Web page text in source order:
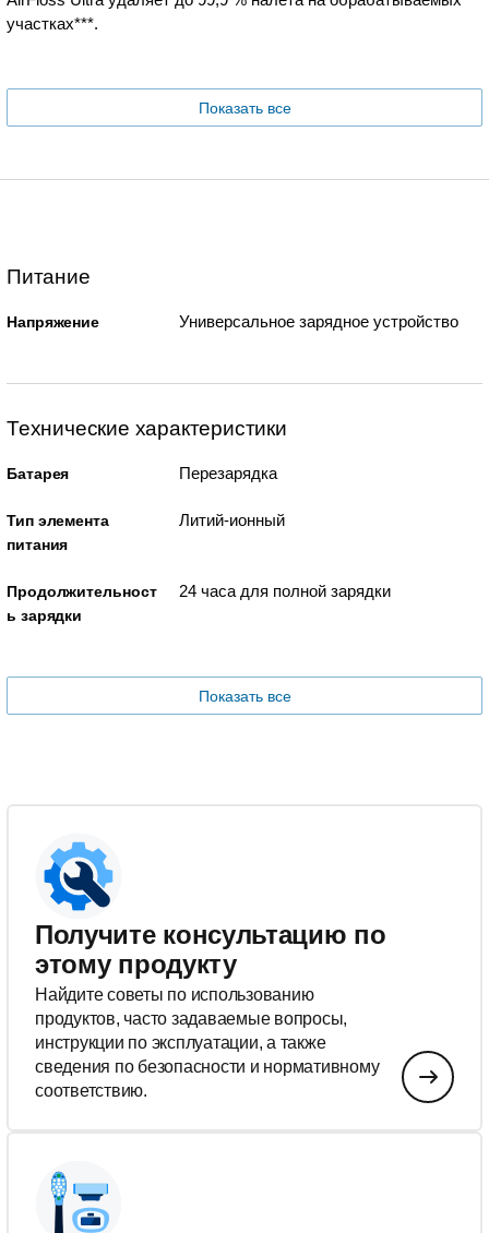
участках***.
Показать все
Питание
Напряжение Универсальное зарядное устройство
Технические характеристики
Батарея Перезарядка
Тип элемента
питания
Литий-ионный
Продолжительност
ь зарядки
24 часа для полной зарядки
Показать все
Получите консультацию по
этому продукту
Найдите советы по использованию
продуктов, часто задаваемые вопросы,
инструкции по эксплуатации, а также
сведения по безопасности и нормативному
соответствию.